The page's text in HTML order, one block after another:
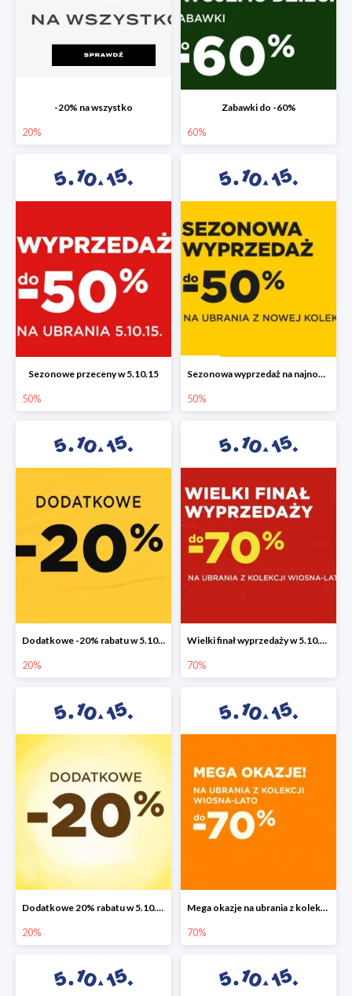
-20% na wszystko
20%
Zabawki do -60%
60%
Sezonowe przeceny w 5.10.15
50%
Sezonowa wyprzedaż na najnowszą kolekcję do -50%
50%
Dodatkowe -20% rabatu w 5.10.15
20%
Wielki finał wyprzedaży w 5.10.15 do -70%
70%
Dodatkowe 20% rabatu w 5.10.15
20%
Mega okazje na ubrania z kolekcji wiosna-lato do -70%
70%